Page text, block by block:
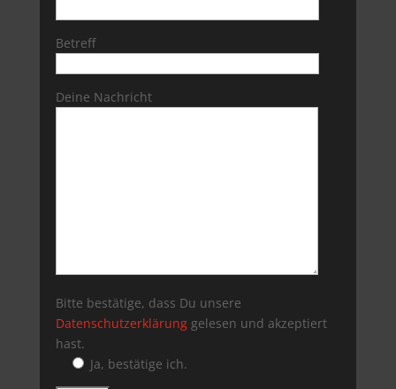
Betreff
Deine Nachricht
Bitte bestätige, dass Du unsere
Datenschutzerklärunggelesen und akzeptiert
hast.
Ja, bestätige ich.